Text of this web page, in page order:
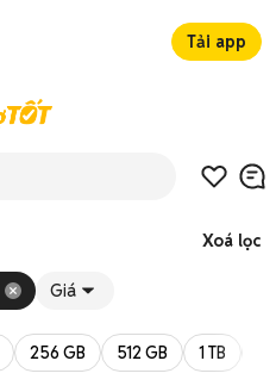
Tải app
Xoá lọc
Giá
256 GB 512 GB 1 TB